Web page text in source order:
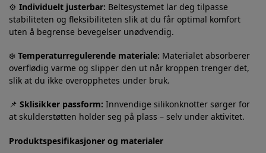
⚙️ Individuelt justerbar: Beltesystemet lar deg tilpasse
stabiliteten og fleksibiliteten slik at du får optimal komfort
uten å begrense bevegelser unødvendig.
❄️ Temperaturregulerende materiale: Materialet absorberer
overflødig varme og slipper den ut når kroppen trenger det,
slik at du ikke overopphetes under bruk.
📌 Sklisikker passform: Innvendige silikonknotter sørger for
at skulderstøtten holder seg på plass – selv under aktivitet.
Produktspesifikasjoner og materialer